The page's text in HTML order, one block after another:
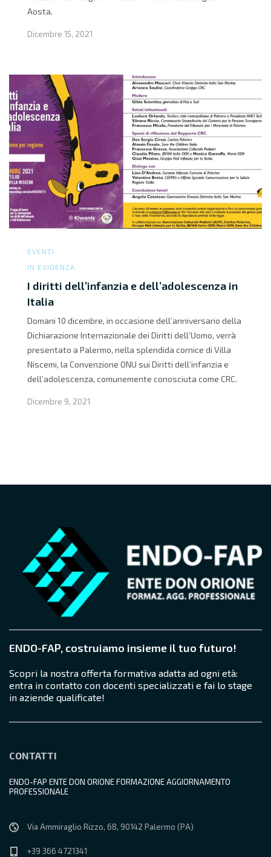
Aosta.
Dicembre 15, 2021
EVENTI
IN EVIDENZA
I diritti dell’infanzia e dell’adolescenza in
Italia
Domani 10 dicembre, in occasione dell’anniversario della
Dichiarazione Internazionale dei Diritti dell’Uomo, verrà
presentato a Palermo, nella splendida cornice di Villa
Niscemi, la Convenzione ONU sui Diritti dell’infanzia e
dell’adolescenza, comunemente conosciuta come CRC.
Dicembre 9, 2021
ENDO-FAP, costruiamo insieme il tuo futuro!
Scopri la nostra offerta formativa adatta ad ogni età:
entra in contatto con docenti specializzati e fai lo stage
in aziende qualificate!
CONTATTI
ENDO-FAP ENTE DON ORIONE FORMAZIONE AGGIORNAMENTO
PROFESSIONALE
Via Ammiraglio Rizzo, 68, 90142 Palermo (PA)
+39 366 4721341